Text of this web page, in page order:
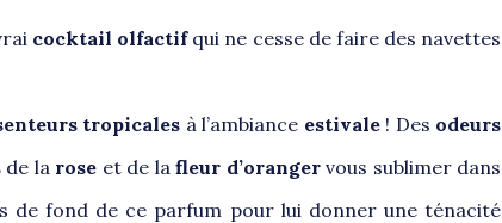
cocktail olfactif qui ne cesse de faire des navettes
tropicales à l’ambiance estivale ! Des odeurs
de larose et de la fleur d’oranger vous sublimer dans
de fond de ce parfum pour lui donner une ténacité